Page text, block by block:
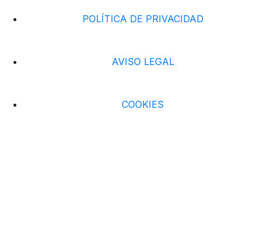
POLÍTICA DE PRIVACIDAD
AVISO LEGAL
COOKIES